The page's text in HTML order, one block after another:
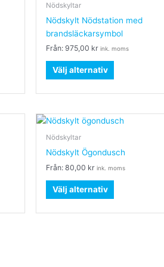
Nödskyltar
Nödskylt Nödstation med
brandsläckarsymbol
Från:975,00 kr ink. moms
Välj alternativ
varianter.
De
alternativen
kan
på
Nödskyltar
Nödskylt Ögondusch
Från:80,00 kr ink. moms
Välj alternativ
Den
har
flera
De
olika